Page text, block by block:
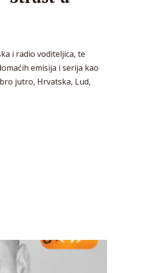
i radio voditeljica, te
emisija i serija kao
jutro, Hrvatska, Lud,